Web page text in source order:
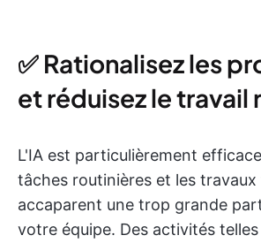
✅ Rationalisez les
et réduisez le
L'IA est particulièrement
tâches routinières et les
accaparent une trop grande
votre équipe. Des activités telles